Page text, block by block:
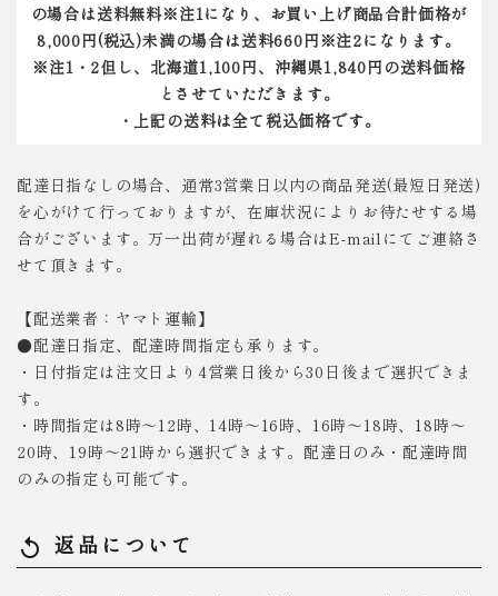
の場合は送料無料※注1になり、お買い上げ商品合計価格が
8,000円(税込)未満の場合は送料660円※注2になります。
※注1・2但し、北海道1,100円、沖縄県1,840円の送料価格
とさせていただきます。
・上記の送料は全て税込価格です。
配達日指なしの場合、通常3営業日以内の商品発送(最短日発送)
を心がけて行っておりますが、在庫状況によりお待たせする場
合がございます。万一出荷が遅れる場合はE-mailにてご連絡さ
せて頂きます。
【配送業者：ヤマト運輸】
●配達日指定、配達時間指定も承ります。
・日付指定は注文日より4営業日後から30日後まで選択できま
す。
・時間指定は8時～12時、14時～16時、16時～18時、18時～
20時、19時～21時から選択できます。配達日のみ・配達時間
のみの指定も可能です。
replay 返品について